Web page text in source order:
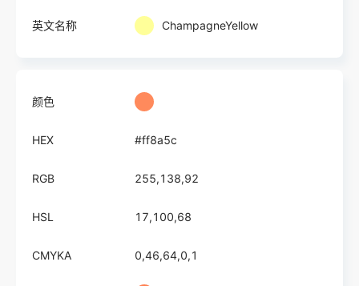
英文名称 ChampagneYellow
颜色
HEX #ff8a5c
RGB 255,138,92
HSL 17,100,68
CMYKA 0,46,64,0,1